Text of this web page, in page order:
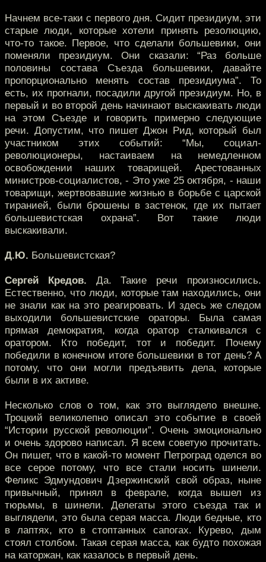
Начнем все-таки с первого дня. Сидит президиум, эти
старые люди, которые хотели принять резолюцию,
что-то такое. Первое, что сделали большевики, они
поменяли президиум. Они сказали: “Раз больше
половины состава Съезда большевики, давайте
пропорционально менять состав президиума”. То
есть, их прогнали, посадили другой президиум. Но, в
первый и во второй день начинают выскакивать люди
на этом Съезде и говорить примерно следующие
речи. Допустим, что пишет Джон Рид, который был
участником этих событий: “Мы, социал-
революционеры, настаиваем на немедленном
освобождении наших товарищей. Арестованных
министров-социалистов, - Это уже 25 октября, - наши
товарищи, жертвовавшие жизнью в борьбе с царской
тиранией, были брошены в застенок, где их пытает
большевистская охрана”. Вот такие люди
выскакивали.
Д.Ю. Большевистская?
Сергей Кредов. Да. Такие речи произносились.
Естественно, что люди, которые там находились, они
не знали как на это реагировать. И здесь же следом
выходили большевистские ораторы. Была самая
прямая демократия, когда оратор сталкивался с
оратором. Кто победит, тот и победит. Почему
победили в конечном итоге большевики в тот день? А
потому, что они могли предъявить дела, которые
были в их активе.
Несколько слов о том, как это выглядело внешне.
Троцкий великолепно описал это событие в своей
“Истории русской революции”. Очень эмоционально
и очень здорово написал. Я всем советую прочитать.
Он пишет, что в какой-то момент Петроград оделся во
все серое потому, что все стали носить шинели.
Феликс Эдмундович Дзержинский свой образ, ныне
привычный, принял в феврале, когда вышел из
тюрьмы, в шинели. Делегаты этого съезда так и
выглядели, это была серая масса. Люди бедные, кто
в лаптях, кто в стоптанных сапогах. Курево, дым
стоял столбом. Такая серая масса, как будто похожая
на каторжан, как казалось в первый день.